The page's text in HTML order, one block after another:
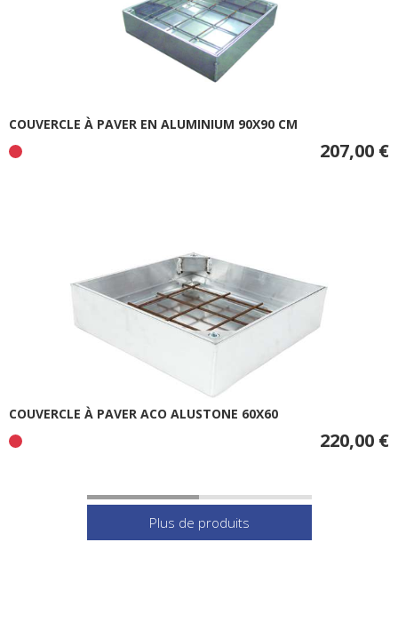
COUVERCLE À PAVER EN ALUMINIUM 90X90 CM
207,00 €
COUVERCLE À PAVER ACO ALUSTONE 60X60
220,00 €